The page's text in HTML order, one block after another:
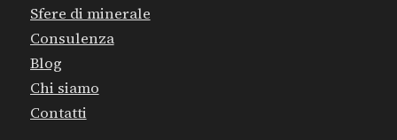
Sfere di minerale
Consulenza
Blog
Chi siamo
Contatti